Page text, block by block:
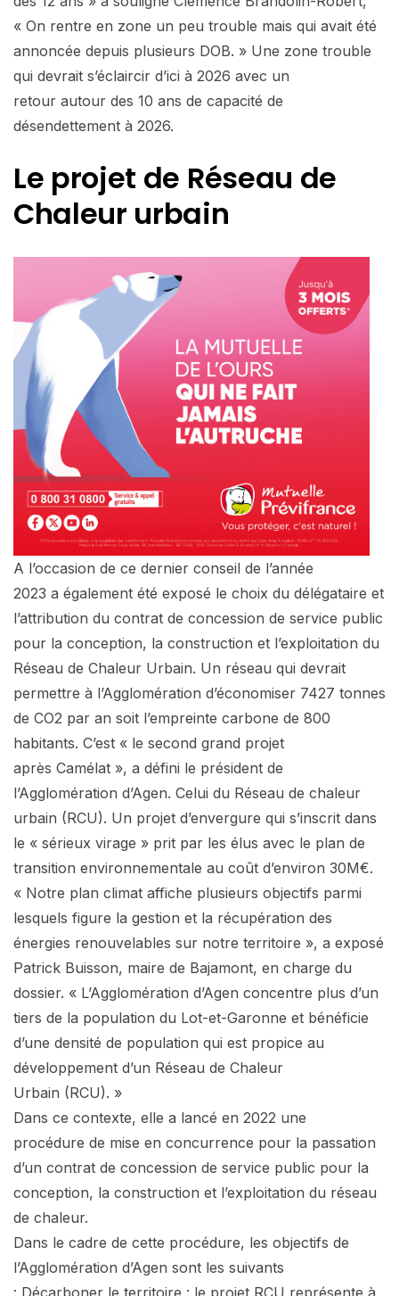
« On rentre en zone un peu trouble mais qui avait été
annoncée depuis plusieurs DOB. » Une zone trouble
qui devrait s’éclaircir d’ici à 2026 avec un
retour autour des 10 ans de capacité de
désendettement à 2026.
Le projet de Réseau de
Chaleur urbain
A l’occasion de ce dernier conseil de l’année
2023 a également été exposé le choix du délégataire et
l’attribution du contrat de concession de service public
pour la conception, la construction et l’exploitation du
Réseau de Chaleur Urbain. Un réseau qui devrait
permettre à l’Agglomération d’économiser 7427 tonnes
de CO2 par an soit l’empreinte carbone de 800
habitants. C’est « le second grand projet
après Camélat », a défini le président de
l’Agglomération d’Agen. Celui du Réseau de chaleur
urbain (RCU). Un projet d’envergure qui s’inscrit dans
le « sérieux virage » prit par les élus avec le plan de
transition environnementale au coût d’environ 30M€.
« Notre plan climat affiche plusieurs objectifs parmi
lesquels figure la gestion et la récupération des
énergies renouvelables sur notre territoire », a exposé
Patrick Buisson, maire de Bajamont, en charge du
dossier. « L’Agglomération d’Agen concentre plus d’un
tiers de la population du Lot-et-Garonne et bénéficie
d’une densité de population qui est propice au
développement d’un Réseau de Chaleur
Urbain (RCU). »
Dans ce contexte, elle a lancé en 2022 une
procédure de mise en concurrence pour la passation
d’un contrat de concession de service public pour la
conception, la construction et l’exploitation du réseau
de chaleur.
Dans le cadre de cette procédure, les objectifs de
l’Agglomération d’Agen sont les suivants
: Décarboner le territoire : le projet RCU représente à